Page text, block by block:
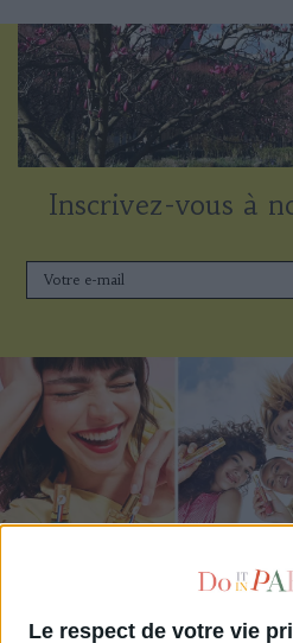
Le respect de votre vie
Inscrivez-vous à
ADOPT PARFUMS RÉVOLUTIONNE LA